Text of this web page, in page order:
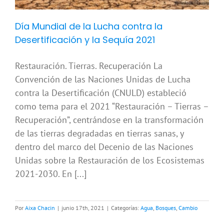
Día Mundial de la Lucha contra la
Desertificación y la Sequía 2021
Restauración. Tierras. Recuperación La
Convención de las Naciones Unidas de Lucha
contra la Desertificación (CNULD) estableció
como tema para el 2021 “Restauración – Tierras –
Recuperación”, centrándose en la transformación
de las tierras degradadas en tierras sanas, y
dentro del marco del Decenio de las Naciones
Unidas sobre la Restauración de los Ecosistemas
2021-2030. En [...]
Por Aixa Chacin | junio 17th, 2021 | Categorías: Agua Bosques Cambio